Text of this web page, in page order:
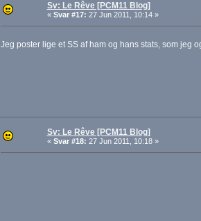
Sv: Le Rêve [PCM11 Blog]
« Svar #17: 27 Jun 2011, 10:14 »
Jeg poster lige et SS af ham og hans stats, som jeg
Sv: Le Rêve [PCM11 Blog]
« Svar #18: 27 Jun 2011, 10:18 »